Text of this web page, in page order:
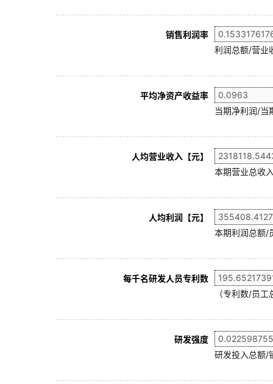
销售利润率
利润总额/营业
平均净资产收益率
当期净利润/当
人均营业收入【元】
本期营业总收
人均利润【元】
本期利润总额/
每千名研发人员专利数
（专利数/员
研发强度
研发投入总额/